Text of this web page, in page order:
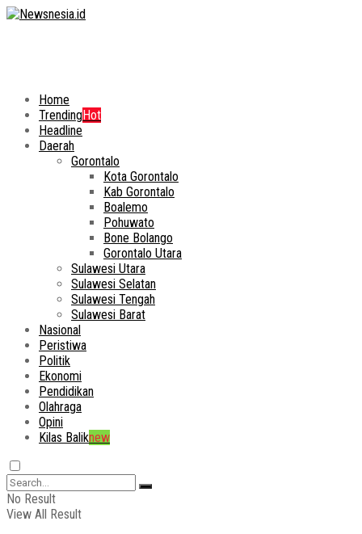
Home
TrendingHot
Headline
Daerah
Gorontalo
Kota Gorontalo
Kab Gorontalo
Boalemo
Pohuwato
Bone Bolango
Gorontalo Utara
Sulawesi Utara
Sulawesi Selatan
Sulawesi Tengah
Sulawesi Barat
Nasional
Peristiwa
Politik
Ekonomi
Pendidikan
Olahraga
Opini
Kilas Baliknew
No Result
View All Result